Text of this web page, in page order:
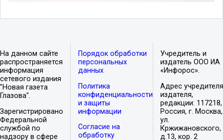
На данном сайте
распространяется
информация
сетевого издания
"Новая газета
Глазова".
Зарегистрировано
Федеральной
службой по
надзору в сфере
Порядок обработки
персональных
данных
Политика
конфиденциальности
и защиты
информации
Согласие на
обработку
Учредитель и
издатель ООО ИА
«Инфорос».
Адрес
издателя,
редакции: 117218,
Россия, г. Москва,
ул.
Кржижановского,
д.13, кор. 2